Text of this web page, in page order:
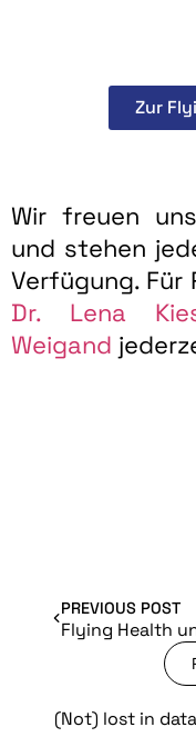
Zur
Wir freuen
und stehen
Verfügung. Für
Dr. Lena
Weigand
PREVIOUS POST